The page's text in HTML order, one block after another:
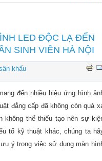
LED ĐỘC LẠ ĐẾN
SINH VIÊN HÀ NỘI
khấu
đến nhiều hiệu ứng hình
đẳng cấp đã không còn quá
không thể thiếu tạo nên sự
tố kỹ thuật khác, chúng ta
ý trong việc sử dụng màn